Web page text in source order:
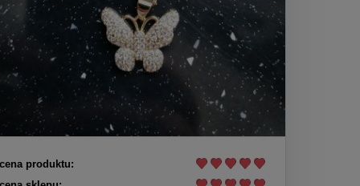
produktu: